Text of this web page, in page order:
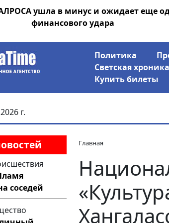
ушла в минус и ожидает еще
финансового удара
Политика
Светская хроника
Купить билеты
г.
соседей
Главная